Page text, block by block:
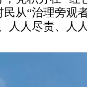
从“治理旁观
人人尽责、人